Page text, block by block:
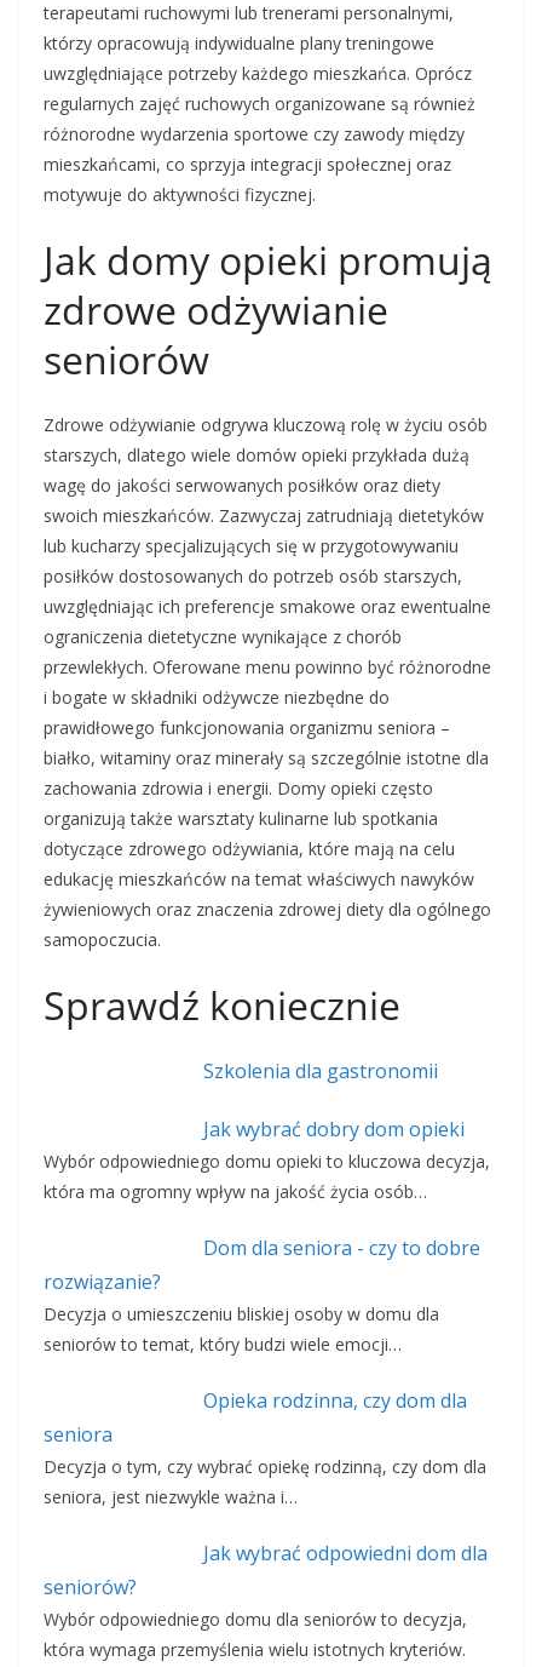
terapeutami ruchowymi lub trenerami personalnymi,
którzy opracowują indywidualne plany treningowe
uwzględniające potrzeby każdego mieszkańca. Oprócz
regularnych zajęć ruchowych organizowane są również
różnorodne wydarzenia sportowe czy zawody między
mieszkańcami, co sprzyja integracji społecznej oraz
motywuje do aktywności fizycznej.
Jak domy opieki promują
zdrowe odżywianie
seniorów
Zdrowe odżywianie odgrywa kluczową rolę w życiu osób
starszych, dlatego wiele domów opieki przykłada dużą
wagę do jakości serwowanych posiłków oraz diety
swoich mieszkańców. Zazwyczaj zatrudniają dietetyków
lub kucharzy specjalizujących się w przygotowywaniu
posiłków dostosowanych do potrzeb osób starszych,
uwzględniając ich preferencje smakowe oraz ewentualne
ograniczenia dietetyczne wynikające z chorób
przewlekłych. Oferowane menu powinno być różnorodne
i bogate w składniki odżywcze niezbędne do
prawidłowego funkcjonowania organizmu seniora –
białko, witaminy oraz minerały są szczególnie istotne dla
zachowania zdrowia i energii. Domy opieki często
organizują także warsztaty kulinarne lub spotkania
dotyczące zdrowego odżywiania, które mają na celu
edukację mieszkańców na temat właściwych nawyków
żywieniowych oraz znaczenia zdrowej diety dla ogólnego
samopoczucia.
Sprawdź koniecznie
Szkolenia dla gastronomii
Jak wybrać dobry dom opieki
Wybór odpowiedniego domu opieki to kluczowa decyzja,
która ma ogromny wpływ na jakość życia osób…
Dom dla seniora - czy to dobre
rozwiązanie?
Decyzja o umieszczeniu bliskiej osoby w domu dla
seniorów to temat, który budzi wiele emocji…
Opieka rodzinna, czy dom dla
seniora
Decyzja o tym, czy wybrać opiekę rodzinną, czy dom dla
seniora, jest niezwykle ważna i…
Jak wybrać odpowiedni dom dla
seniorów?
Wybór odpowiedniego domu dla seniorów to decyzja,
która wymaga przemyślenia wielu istotnych kryteriów.